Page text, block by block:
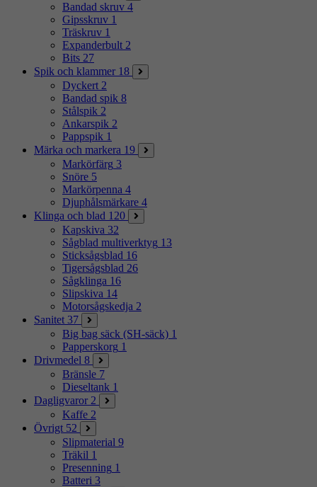
Bandad skruv 4
Gipsskruv 1
Träskruv 1
Expanderbult 2
Bits 27
Spik och klammer 18
Dyckert 2
Bandad spik 8
Stålspik 2
Ankarspik 2
Pappspik 1
Märka och markera 19
Markörfärg 3
Snöre 5
Markörpenna 4
Djuphålsmärkare 4
Klinga och blad 120
Kapskiva 32
Sågblad multiverktyg 13
Sticksågsblad 16
Tigersågsblad 26
Sågklinga 16
Slipskiva 14
Motorsågskedja 2
Sanitet 37
Big bag säck (SH-säck) 1
Papperskorg 1
Drivmedel 8
Bränsle 7
Dieseltank 1
Dagligvaror 2
Kaffe 2
Övrigt 52
Slipmaterial 9
Träkil 1
Presenning 1
Batteri 3